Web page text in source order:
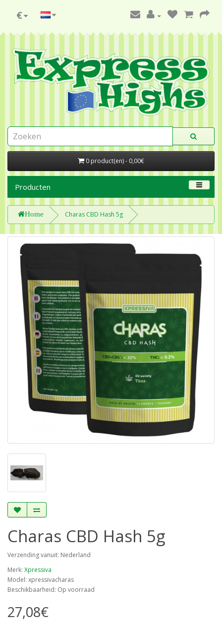
€
0 product(en) - 0,00€
Producten
Home Charas CBD Hash 5g
Charas CBD Hash 5g
Verzending vanuit: Nederland
Merk: Xpressiva
Model: xpressivacharas
Beschikbaarheid: Op voorraad
27,08€